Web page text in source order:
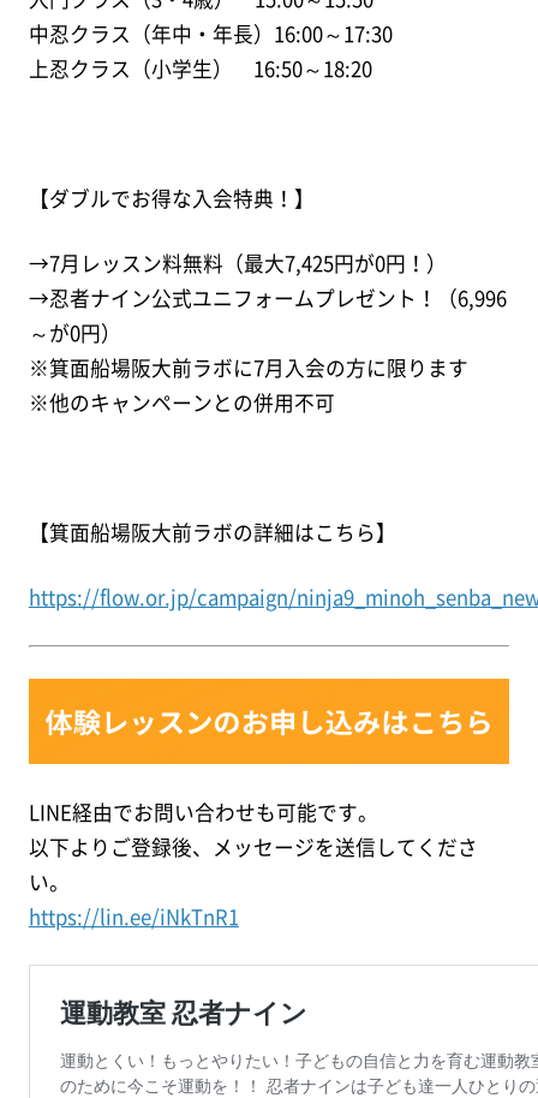
中忍クラス（年中・年長）16:00～17:30
上忍クラス（小学生） 16:50～18:20
【ダブルでお得な入会特典！】
→7月レッスン料無料（最大7,425円が0円！）
→忍者ナイン公式ユニフォームプレゼント！（6,996
～が0円）
※箕面船場阪大前ラボに7月入会の方に限ります
※他のキャンペーンとの併用不可
【箕面船場阪大前ラボの詳細はこちら】
https://flow.or.jp/campaign/
LINE経由でお問い合わせも可能です。
以下よりご登録後、メッセージを送信してくださ
い。
https://lin.ee/iNkTnR1